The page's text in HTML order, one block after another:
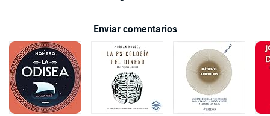
Enviar comentarios